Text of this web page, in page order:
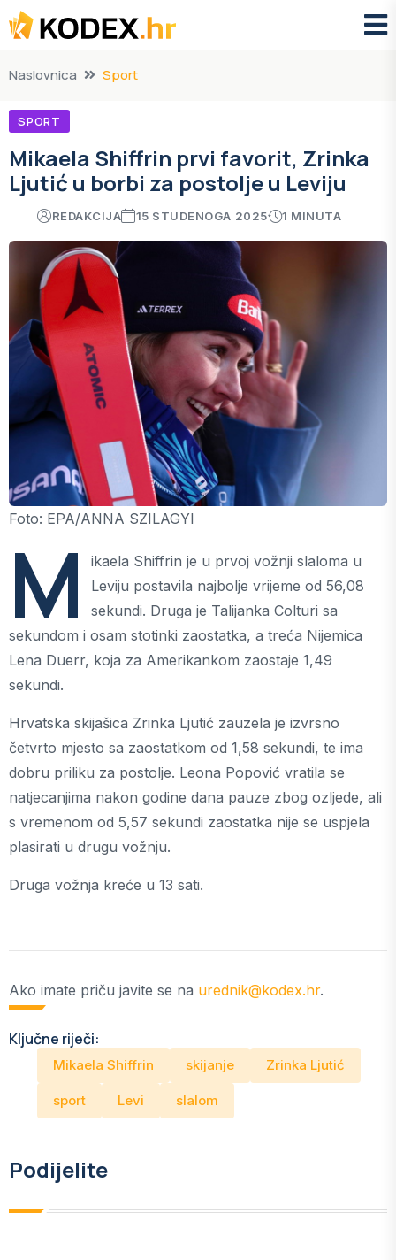
Naslovnica Sport
SPORT
Mikaela Shiffrin prvi favorit, Zrinka
Ljutić u borbi za postolje u Leviju
REDAKCIJA 15 STUDENOGA 2025 1 MINUTA
Foto: EPA/ANNA SZILAGYI
M
ikaela Shiffrin je u prvoj vožnji slaloma u
Leviju postavila najbolje vrijeme od 56,08
sekundi. Druga je Talijanka Colturi sa
sekundom i osam stotinki zaostatka, a treća Nijemica
Lena Duerr, koja za Amerikankom zaostaje 1,49
sekundi.
Hrvatska skijašica Zrinka Ljutić zauzela je izvrsno
četvrto mjesto sa zaostatkom od 1,58 sekundi, te ima
dobru priliku za postolje. Leona Popović vratila se
natjecanjima nakon godine dana pauze zbog ozljede, ali
s vremenom od 5,57 sekundi zaostatka nije se uspjela
plasirati u drugu vožnju.
Druga vožnja kreće u 13 sati.
Ako imate priču javite se na urednik@kodex.hr.
Ključne riječi:
Mikaela Shiffrin skijanje Zrinka Ljutić
sport Levi slalom
Podijelite